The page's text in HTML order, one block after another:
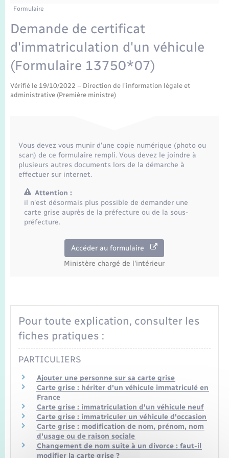
Etat-civil - Papiers - Citoyenneté
Mariage – PACS
Parrainage civil
Recensement
Logement - Urbanisme
Loisirs
Numérique
Organisation d’événement
Sécurité - Prévention
Transports scolaires
Travaux - Autorisation d’occupation de l’espace
Compétences
Plan interactif
Présentation de la commune
Formulaire
Demande de certificat
d'immatriculation d'un véhicule
(Formulaire 13750*07)
Vérifié le 19/10/2022 – Direction de l'information légale et
administrative (Première ministre)
Vous devez vous munir d'une copie numérique (photo ou
scan) de ce formulaire rempli. Vous devez le joindre à
plusieurs autres documents lors de la démarche à
effectuer sur internet.
Attention :
il n'est désormais plus possible de demander une
carte grise auprès de la préfecture ou de la sous-
préfecture.
Accéder au formulaire
Ministère chargé de l'intérieur
Pour toute explication, consulter les
fiches pratiques :
PARTICULIERS
Ajouter une personne sur sa carte grise
Carte grise : hériter d'un véhicule immatriculé en
France
Carte grise : immatriculation d'un véhicule neuf
Carte grise : immatriculer un véhicule d'occasion
Carte grise : modification de nom, prénom, nom
d'usage ou de raison sociale
Changement de nom suite à un divorce : faut-il
modifier la carte grise ?